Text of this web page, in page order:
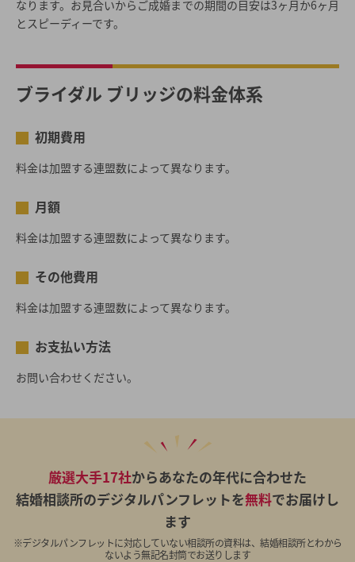
なります。お見合いからご成婚までの期間の目安は3ヶ月か6ヶ月
とスピーディーです。
ブライダル ブリッジの料金体系
初期費用
料金は加盟する連盟数によって異なります。
月額
料金は加盟する連盟数によって異なります。
その他費用
料金は加盟する連盟数によって異なります。
お支払い方法
お問い合わせください。
厳選大手17社からあなたの年代に合わせた
結婚相談所のデジタルパンフレットを無料でお届けし
ます
※デジタルパンフレットに対応していない相談所の資料は、結婚相談所とわから
ないよう無記名封筒でお送りします